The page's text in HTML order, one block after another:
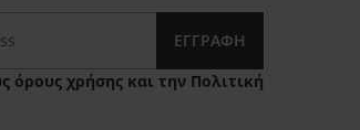
ΕΓΓΡΑΦΉ
όρους χρήσης και την Πολιτική